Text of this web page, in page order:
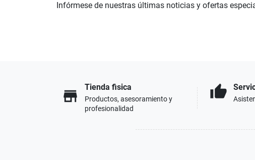
Infórmese de nuestras últimas noticias y ofertas
store
Tienda fisica
Productos, asesoramiento y
profesionalidad
thumb_up